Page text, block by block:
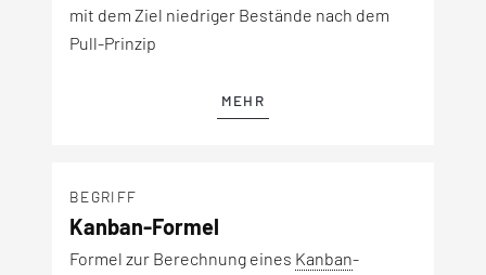
mit dem Ziel niedriger Bestände nach dem
Pull-Prinzip
MEHR
BEGRIFF
Kanban-Formel
Formel zur Berechnung eines Kanban-